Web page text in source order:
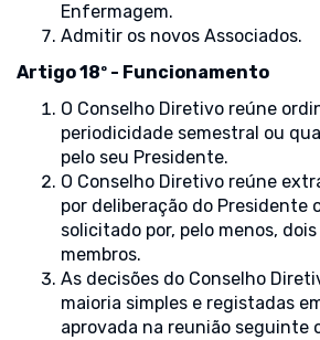
Enfermagem.
Admitir os novos Associados.
Artigo 18º - Funcionamento
O Conselho Diretivo reúne
periodicidade semestral ou
pelo seu Presidente.
O Conselho Diretivo reúne
por deliberação do Presidente
solicitado por, pelo menos,
membros.
As decisões do Conselho
maioria simples e registadas
aprovada na reunião seguinte